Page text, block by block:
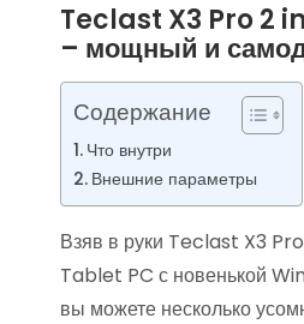
Teclast X3 Pro 2
– мощный и
Содержание
Что внутри
Внешние параметры
Взяв в руки Teclast X3
Tablet PC с новенькой
вы можете несколько